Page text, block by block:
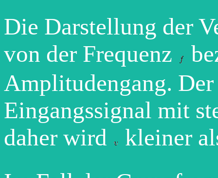
Die Darstellung der
von der Frequenz
Amplitudengang.
Eingangssignal mit
daher wird
kleiner